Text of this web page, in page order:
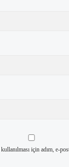
için adım, e-